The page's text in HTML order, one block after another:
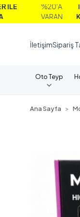
%20'A
İletişimSipariş
Oto Teyp
Ana Sayfa